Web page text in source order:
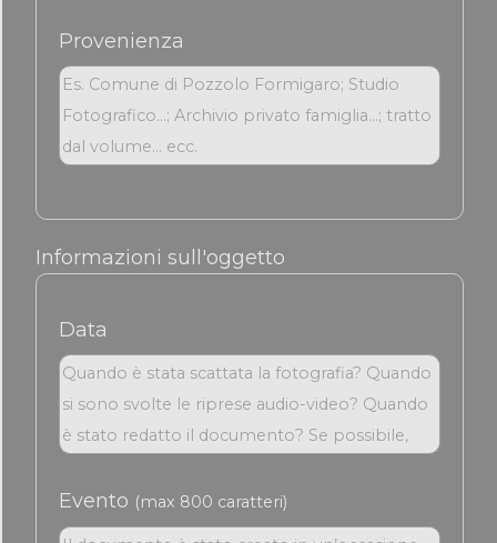
Provenienza
Informazioni sull'oggetto
Data
Evento (max 800 caratteri)